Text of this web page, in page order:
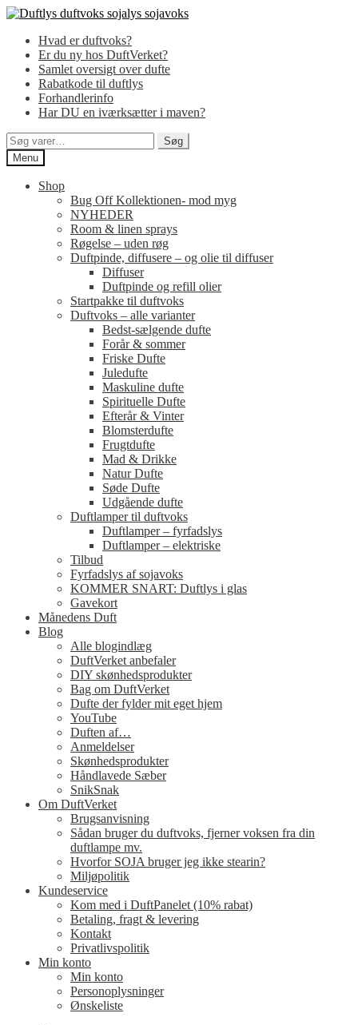
Spring
navigation
Spring
indholdHvad er duftvoks?
Er du ny hos DuftVerket?
Samlet oversigt over dufte
Rabatkode til duftlys
Forhandlerinfo
Har DU en iværksætter i maven?
Søg
efter:
Søg
Menu
Shop
Bug Off Kollektionen- mod myg
NYHEDER
Room & linen sprays
Røgelse – uden røg
Duftpinde, diffusere – og olie til diffuser
Diffuser
Duftpinde og refill olier
Startpakke til duftvoks
Duftvoks – alle varianter
Bedst-sælgende dufte
Forår & sommer
Friske Dufte
Juledufte
Maskuline dufte
Spirituelle Dufte
Efterår & Vinter
Blomsterdufte
Frugtdufte
Mad & Drikke
Natur Dufte
Søde Dufte
Udgående dufte
Duftlamper til duftvoks
Duftlamper – fyrfadslys
Duftlamper – elektriske
Tilbud
Fyrfadslys af sojavoks
KOMMER SNART: Duftlys i glas
Gavekort
Månedens Duft
Blog
Alle blogindlæg
DuftVerket anbefaler
DIY skønhedsprodukter
Bag om DuftVerket
Dufte der fylder mit eget hjem
YouTube
Duften af…
Anmeldelser
Skønhedsprodukter
Håndlavede Sæber
SnikSnak
Om DuftVerket
Brugsanvisning
Sådan bruger du duftvoks, fjerner voksen fra din
duftlampe mv.
Hvorfor SOJA bruger jeg ikke stearin?
Miljøpolitik
Kundeservice
Kom med i DuftPanelet (10% rabat)
Betaling, fragt & levering
Kontakt
Privatlivspolitik
Min konto
Min konto
Personoplysninger
Ønskeliste